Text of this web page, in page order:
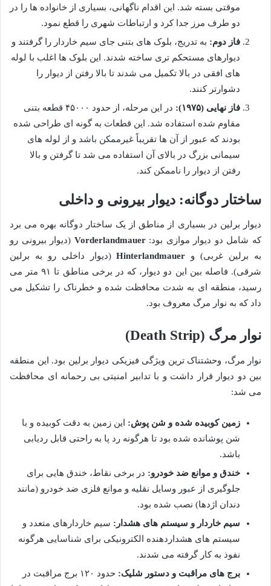
موقتی بسته شد. این اقدام ناگهانی، بسیاری از خانواده ها را در
دو طرف مرز جدا کرد و ارتباطات شهری را قطع نمود.
فاز دوم: به تدریج، بلوک های بتنی جای سیم خاردار را گرفتند و
دیوارهای مستحکم تری ساخته شدند. این بلوک ها اغلب با لوله
های افقی در بالا تکمیل می شدند تا بالا رفتن از دیوار را
دشوارتر کنند.
فاز نهایی (۱۹۷۵):
در این مرحله، از حدود ۴۵۰۰۰ قطعه بتنی
مقاوم شده استفاده شد. این قطعات به گونه ای طراحی شده
بودند که عبور از آن ها تقریباً غیرممکن باشد و از لوله های
سیمانی بزرگ در بالای آن استفاده می شد تا گرفتن و بالا
رفتن از دیوار را ناممکن کند.
ساختار دوگانه: دیوار بیرونی و داخلی
دیوار برلین در بسیاری از مناطق از یک ساختار دوگانه بهره می برد
که شامل دو دیوار موازی بود:Vorderlandmauer (دیوار بیرونی رو
به برلین غربی) و Hinterlandmauer(دیوار داخلی رو به برلین
شرقی). فاصله بین این دو دیوار، که در برخی مناطق تا ۹۱ متر می
رسید، منطقه ای به شدت محافظت شده و خطرناک را تشکیل می
داد که به نوار مرگ معروف بود.
نوار مرگ (Death Strip)
نوار مرگ، وحشتناک ترین ویژگی فیزیکی دیوار برلین بود. این منطقه
بین دو دیوار قرار داشت و با تدابیر امنیتی بی رحمانه ای محافظت
می شد:
زمین کوبیده شده و شن پوش: این زمین به دقت کوبیده و با
شن پوشانده شده بود تا هرگونه رد پا به راحتی قابل ردیابی
باشد.
خندق و موانع ضد خودرو: در برخی نقاط، خندق هایی برای
جلوگیری از عبور وسایل نقلیه و موانع فلزی ضد خودرو (مانند
دندان اژدها) نصب شده بود.
سیم خاردار و سیستم های هشدار: سیم خاردارهای متعدد و
سیستم های هشداردهنده الکترونیکی برای شناسایی هرگونه
نفوذ به کار گرفته می شدند.
برج های مراقبت و دستور شلیک:
حدود ۱۲۰ برج مراقبت در